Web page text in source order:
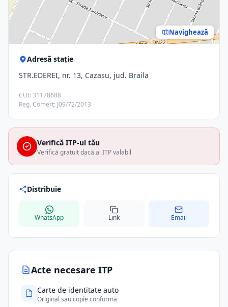
Acte necesare ITP
Carte de identitate auto
Original sau copie conformă
Navighează
Adresă stație
STR.EDEREI, nr. 13, Cazasu, jud. Braila
CUI: 31178688
Reg. Comerț: J09/72/2013
Verifică ITP-ul tău
Verifică gratuit dacă ai ITP valabil
Distribuie
WhatsApp Link Email